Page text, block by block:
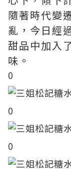
隨著時代變
亂，今日經
甜品中加入
味。
0
0
0